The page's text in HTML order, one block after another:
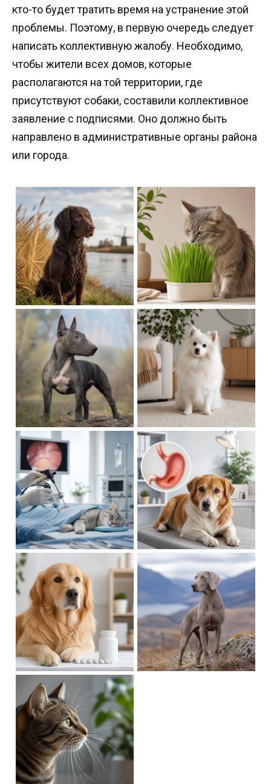
кто-то будет тратить время на устранение этой
проблемы. Поэтому, в первую очередь следует
написать коллективную жалобу. Необходимо,
чтобы жители всех домов, которые
располагаются на той территории, где
присутствуют собаки, составили коллективное
заявление с подписями. Оно должно быть
направлено в административные органы района
или города.